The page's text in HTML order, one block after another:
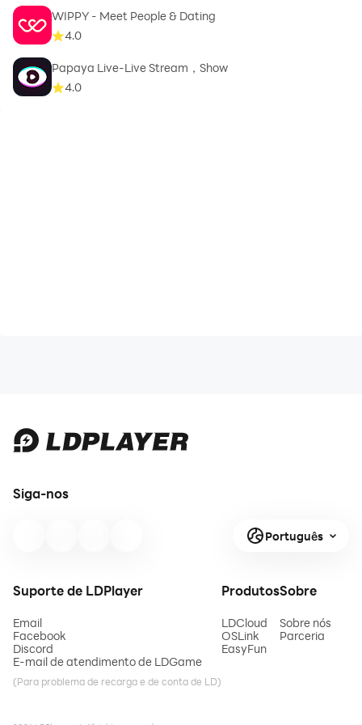
WIPPY - Meet People & Dating
4.0
Papaya Live-Live Stream，Show
4.0
Siga-nos
Português
Suporte de LDPlayer
Email
Facebook
Discord
E-mail de atendimento de LDGame
(Para problema de recarga e de conta de LD)
Produtos
LDCloud
OSLink
EasyFun
Sobre
Sobre nós
Parceria